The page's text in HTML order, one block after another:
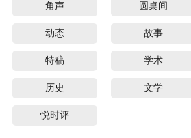
角声 圆桌间
动态 故事
特稿 学术
历史 文学
悦时评